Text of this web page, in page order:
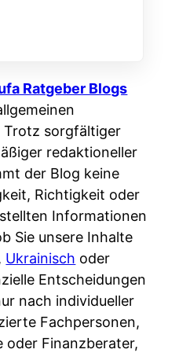
Ratgeber Blogs
sorgfältiger
redaktioneller
der Blog keine
Richtigkeit oder
Informationen
Sie unsere Inhalte
, Ukrainisch oder
Entscheidungen
nach individueller
Fachpersonen,
oder Finanzberater,